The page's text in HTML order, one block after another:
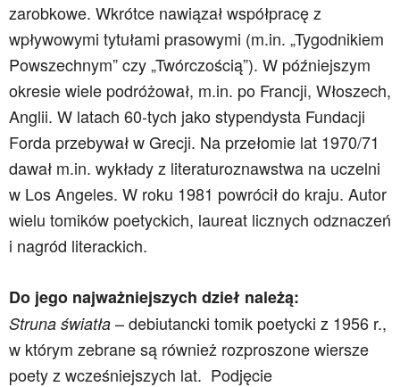
zarobkowe. Wkrótce nawiązał współpracę z
wpływowymi tytułami prasowymi (m.in. „Tygodnikiem
Powszechnym” czy „Twórczością”). W późniejszym
okresie wiele podróżował, m.in. po Francji, Włoszech,
Anglii. W latach 60-tych jako stypendysta Fundacji
Forda przebywał w Grecji. Na przełomie lat 1970/71
dawał m.in. wykłady z literaturoznawstwa na uczelni
w Los Angeles. W roku 1981 powrócił do kraju. Autor
wielu tomików poetyckich, laureat licznych odznaczeń
i nagród literackich.
Do jego najważniejszych dzieł należą:
Struna światła – debiutancki tomik poetycki z 1956 r.,
w którym zebrane są również rozproszone wiersze
poety z wcześniejszych lat. Podjęcie